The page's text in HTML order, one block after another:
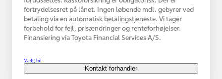
fortrydelsesret på lånet. Ingen løbende mdl. gebyrer ved
betaling via en automatisk betalingstjeneste. Vi tager
forbehold for fejl, prisændringer og renteforhøjelser.
Finansiering via Toyota Financial Services A/S.
Vælg bil
Kontakt forhandler